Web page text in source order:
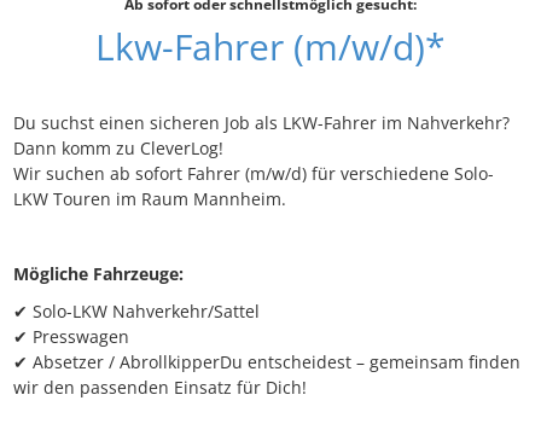
Lkw-Fahrer (m/w/d)*
Du suchst einen sicheren Job als LKW-Fahrer im Nahverkehr?
Dann komm zu CleverLog!
Wir suchen ab sofort Fahrer (m/w/d) für verschiedene Solo-
LKW Touren im Raum Mannheim.
Mögliche Fahrzeuge:
✔ Solo-LKW Nahverkehr/Sattel
✔ Presswagen
✔ Absetzer / AbrollkipperDu entscheidest – gemeinsam finden
wir den passenden Einsatz für Dich!